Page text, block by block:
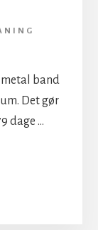
metal band
Det gør
dage …